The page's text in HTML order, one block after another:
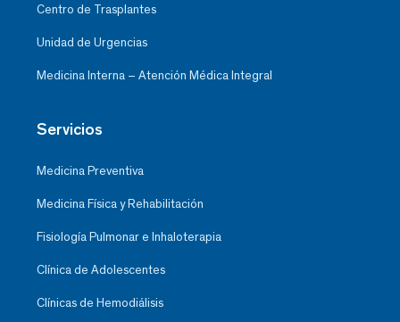
Centro de Trasplantes
Unidad de Urgencias
Medicina Interna – Atención Médica Integral
Servicios
Medicina Preventiva
Medicina Física y Rehabilitación
Fisiología Pulmonar e Inhaloterapia
Clínica de Adolescentes
Clínicas de Hemodiálisis